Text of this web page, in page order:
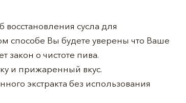
сусла для
способе Вы будете уверены что Ваше
закон о чистоте пива.
и прижаренный вкус.
экстракта без использования